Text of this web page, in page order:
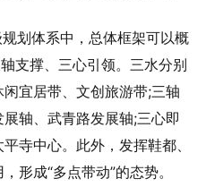
划体系中，总体框架可以概
支撑、三心引领。三水分别
宜居带、文创旅游带;三轴
轴、武青路发展轴;三心即
寺中心。此外，发挥鞋都、
形成“多点带动”的态势。